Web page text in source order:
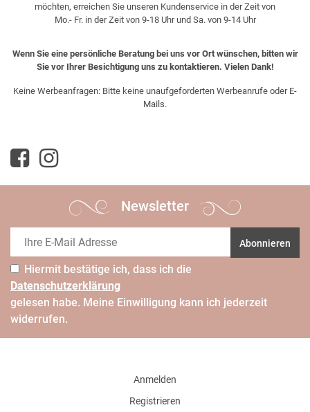
möchten, erreichen Sie unseren Kundenservice in der Zeit von
Mo.- Fr. in der Zeit von 9-18 Uhr und Sa. von 9-14 Uhr
Wenn Sie eine persönliche Beratung bei uns vor Ort wünschen, bitten wir
Sie vor Ihrer Besichtigung uns zu kontaktieren. Vielen Dank!
Keine Werbeanfragen: Bitte keine unaufgeforderten Werbeanrufe oder E-
Mails.
Newsletter
Abonnieren
Hiermit bestätige ich, dass ich die
Daten­schutz­erklärung
gelesen habe. Meine Einwilligung kann ich jederzeit
widerrufen.
Anmelden
Registrieren